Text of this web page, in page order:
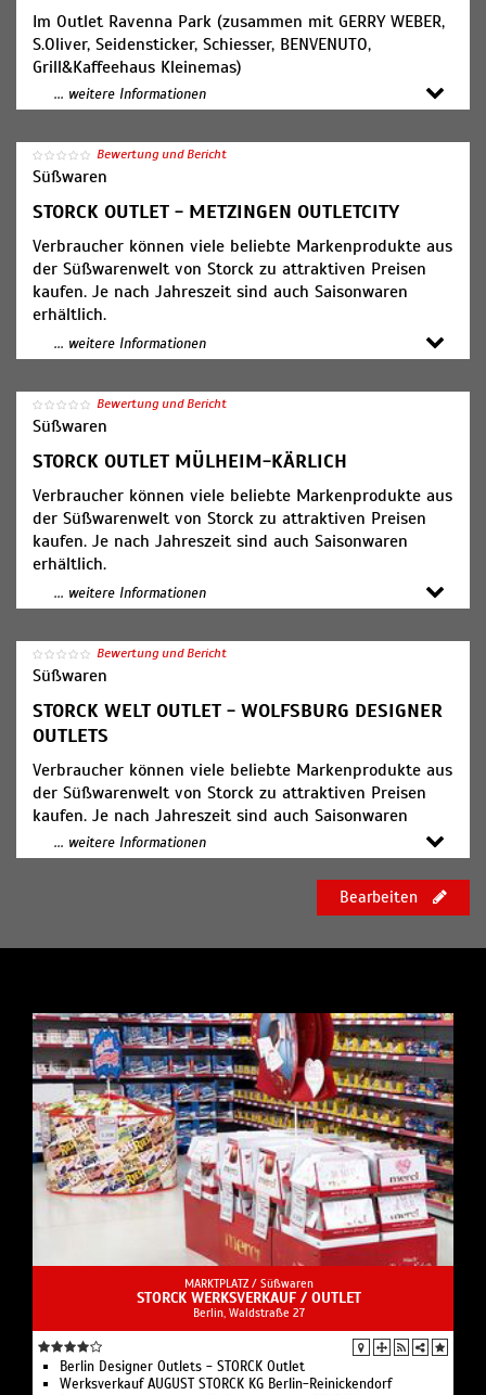
Im Outlet Ravenna Park (zusammen mit GERRY WEBER,
S.Oliver, Seidensticker, Schiesser, BENVENUTO,
Grill&Kaffeehaus Kleinemas)
400qm Verkaufsfläche!
der Süßwarenwelt von Storck zu attraktiven Preisen
kaufen. Je nach Jahreszeit sind auch Saisonwaren
erhältlich.
Öffnungszeiten:
Mo. – Sa. 10 Uhr bis 18 Uhr
... weitere Informationen
Bewertung und Bericht
Süßwaren
STORCK OUTLET - METZINGEN OUTLETCITY
Verbraucher können viele beliebte Markenprodukte aus
der Süßwarenwelt von Storck zu attraktiven Preisen
kaufen. Je nach Jahreszeit sind auch Saisonwaren
erhältlich.
Öffnungszeiten:
Sa. 9 bis 20 Uhr
... weitere Informationen
Bewertung und Bericht
Süßwaren
STORCK OUTLET MÜLHEIM-KÄRLICH
Verbraucher können viele beliebte Markenprodukte aus
der Süßwarenwelt von Storck zu attraktiven Preisen
kaufen. Je nach Jahreszeit sind auch Saisonwaren
erhältlich.
Öffnungszeiten:
... weitere Informationen
Bewertung und Bericht
Süßwaren
STORCK WELT OUTLET - WOLFSBURG DESIGNER
OUTLETS
Verbraucher können viele beliebte Markenprodukte aus
der Süßwarenwelt von Storck zu attraktiven Preisen
kaufen. Je nach Jahreszeit sind auch Saisonwaren
erhältlich.
... weitere Informationen
Bearbeiten
MARKTPLATZ / Süßwaren
STORCK WERKSVERKAUF / OUTLET
Berlin, Waldstraße 27
Berlin Designer Outlets - STORCK Outlet
Werksverkauf AUGUST STORCK KG Berlin-Reinickendorf